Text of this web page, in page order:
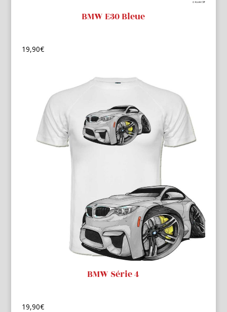
BMW E30 Bleue
19,90€
BMW Série 4
19,90€